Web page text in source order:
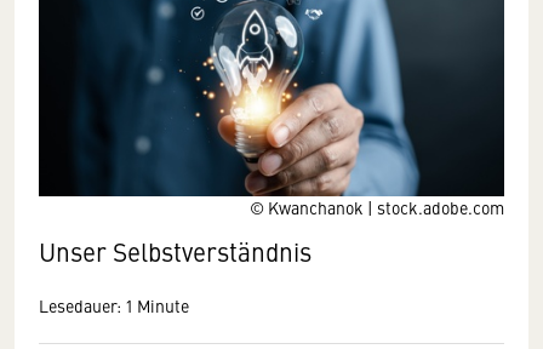
© Kwanchanok | stock.adobe.com
Unser Selbstverständnis
Lesedauer: 1 Minute